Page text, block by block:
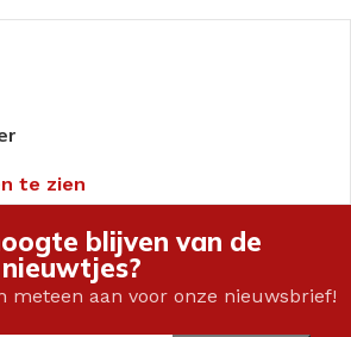
te zien
blijven van de
meteen aan voor onze nieuwsbrief!